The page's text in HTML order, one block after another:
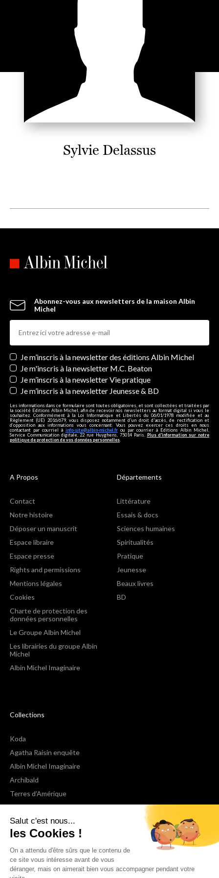
Salut c'est nous...
les Cookies !
On a attendu d'être sûrs que le contenu de
ce site vous intéresse avant de vous
déranger, mais on aimerait bien vous accompagner pendant votre
Sylvie Delassus
Abonnez-vous aux newsletters de la maison Albin
Michel
Newsletters
Je m’inscris à la newsletter des éditions Albin Michel
Je m'inscris à la newsletter M.C. Beaton
Je m’inscris à la newsletter Vie pratique
Je m’inscris à la newsletter Jeunesse & BD
Les informations dans ce formulaire sont toutes obligatoires, et sont collectées et traitées par
la société Editions Albin Michel, afin de recevoir nos newsletters au format digital si vous le
souhaitez. Conformément à la Loi Informatique et Libertés du 06/01/1978 modifiée et au
Règlement (UE) 2016/679, vous disposez notamment d'un droit d'accès, de rectification et
d’opposition aux informations vous concernant. Vous pouvez exercer ces droits en nous
contactant par courriel à info-site@albin-michel.fr ou par courrier à Editions Albin Michel,
Service Communication digitale, 22 rue Huyghens, 75014 Paris. Plus d’information sur notre
politique de protection de vos données personnelles
A Propos
Contact
Notre histoire
Déposer un manuscrit
Espace libraire
Espace presse
Rights and permissions
Mentions légales
Cookies
Charte de protection des
données personnelles
Le Groupe Albin Michel
Les librairies du groupe Albin
Michel
Albin Michel Imaginaire
Départements
Littérature
Essais & docs
Sciences humaines
Spiritualités
Pratique
Jeunesse
Beaux livres
BD
Collections
Koda
Agatha Raisin enquête
Albin Michel Imaginaire
Archibald
Terres d'Amérique
Espaces Libres Poche
NOX
Wiz
Voir toutes les collections
Nous suivre